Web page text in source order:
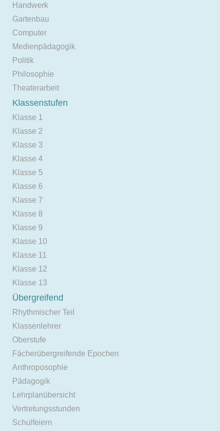
Handwerk
Gartenbau
Computer
Medienpädagogik
Politik
Philosophie
Theaterarbeit
Klassenstufen
Klasse 1
Klasse 2
Klasse 3
Klasse 4
Klasse 5
Klasse 6
Klasse 7
Klasse 8
Klasse 9
Klasse 10
Klasse 11
Klasse 12
Klasse 13
Übergreifend
Rhythmischer Teil
Klassenlehrer
Oberstufe
Fächerübergreifende Epochen
Anthroposophie
Pädagogik
Lehrplanübersicht
Vertretungsstunden
Schulfeiern